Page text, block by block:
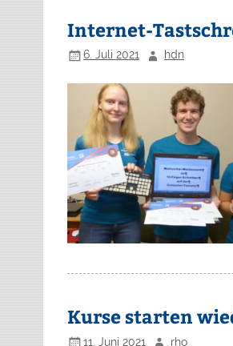
Internet-
6. Juli 2021 hdn
Kurse starten
11. Juni 2021 rho